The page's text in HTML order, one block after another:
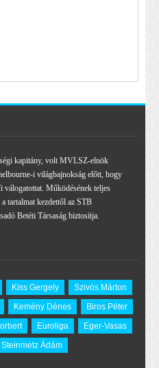
kapitány, volt MVLSZ-elnök
i világbajnokság előtt, hogy
válogatottat. Működésének teljes
tartalmat kezdettől az STB
Betéti Társaság biztosítja.
Kiss Gergely
Szivós Márton
Kemény Dénes
Biros Péter
Euroliga
Eger-Vasas
Steinmetz Ádám